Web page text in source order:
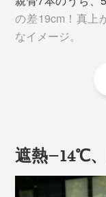
の差19cm！真上
なイメージ。
遮熱−14℃